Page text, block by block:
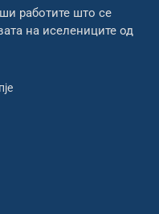
работите што се
на иселениците од